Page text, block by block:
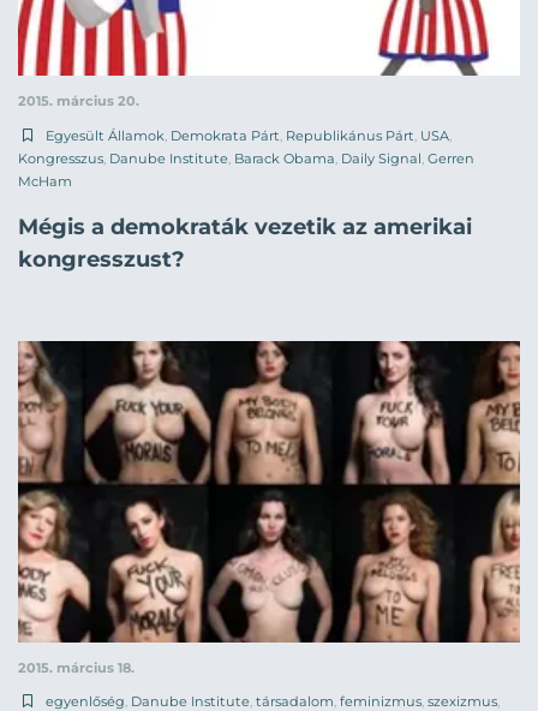
2015. március 20.
Egyesült Államok Demokrata Párt Republikánus Párt USA
Kongresszus Danube Institute Barack Obama Daily Signal Gerren
McHam
Mégis a demokraták vezetik az amerikai
kongresszust?
2015. március 18.
egyenlőség Danube Institute társadalom feminizmus szexizmus